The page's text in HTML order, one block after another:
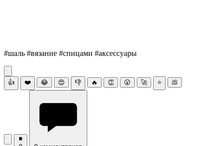
#шаль #вязание #спицами #аксессуары
👍 ❤️ 😂 😍 👎 🔥 👏 😮 🚀 ⭐ 💩